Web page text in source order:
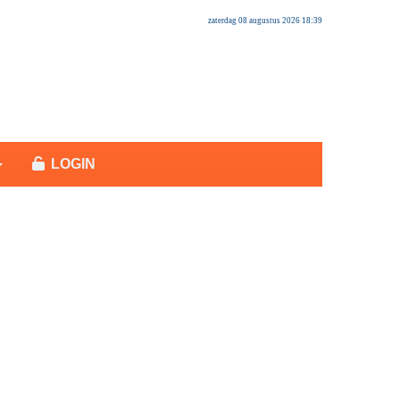
zaterdag 08 augustus 2026 18:39
LOGIN